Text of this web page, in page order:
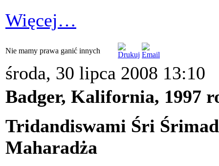
Więcej…
Nie mamy prawa ganić innych
środa, 30 lipca 2008 13:10
Badger, Kalifornia, 1997
Tridandiswami Śri
Maharadża